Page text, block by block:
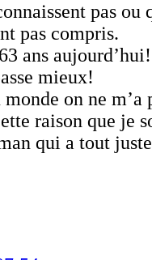
pas ou
pas compris.
ans
mieux!
on ne m’a
raison que je
qui a tout